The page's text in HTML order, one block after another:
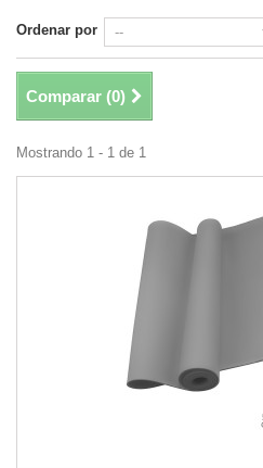
Ordenar por
Comparar (0)
Mostrando 1 - 1 de 1